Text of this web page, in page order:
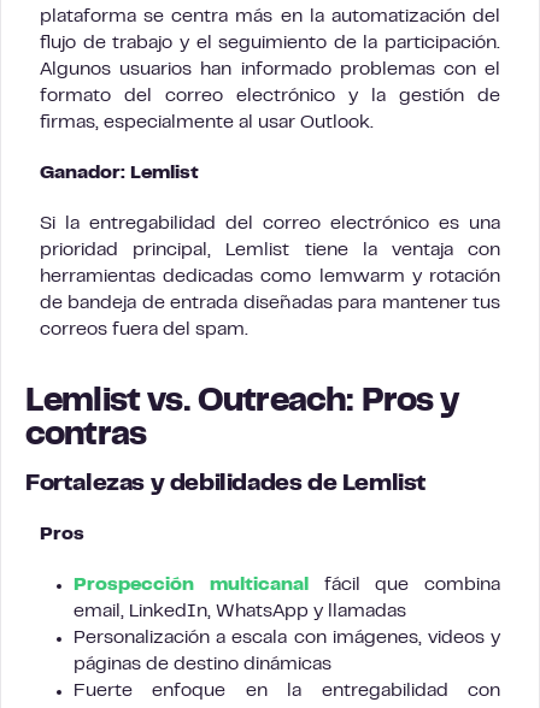
plataforma se centra más en la automatización del
flujo de trabajo y el seguimiento de la participación.
Algunos usuarios han informado problemas con el
formato del correo electrónico y la gestión de
firmas, especialmente al usar Outlook.
Ganador: Lemlist
Si la entregabilidad del correo electrónico es una
prioridad principal, Lemlist tiene la ventaja con
herramientas dedicadas como lemwarm y rotación
de bandeja de entrada diseñadas para mantener tus
correos fuera del spam.
Lemlist vs. Outreach: Pros y
contras
Fortalezas y debilidades de Lemlist
Pros
Prospección multicanal
fácil que combina
email, LinkedIn, WhatsApp y llamadas
Personalización a escala con imágenes, videos y
páginas de destino dinámicas
Fuerte enfoque en la entregabilidad con